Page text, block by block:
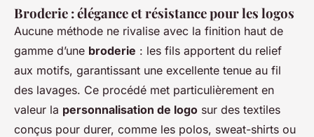
Broderie : élégance et résistance pour les logos
Aucune méthode ne rivalise avec la finition haut de
gamme d’une broderie : les fils apportent du relief
aux motifs, garantissant une excellente tenue au fil
des lavages. Ce procédé met particulièrement en
valeur la personnalisation de logo sur des textiles
conçus pour durer, comme les polos, sweat-shirts ou